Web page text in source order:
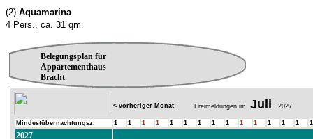
(2) Aquamarina
4 Pers., ca. 31 qm
Belegungsplan für
Appartementhaus
Bracht
< vorheriger Monat Freimeldungen im Juli 2027
Mindestübernachtungsz. 1 1 1 1 1 1 1 1 1 1 1 1 1 1 1
2027